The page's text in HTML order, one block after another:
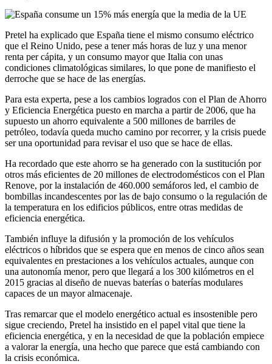
Pretel ha explicado que España tiene el mismo consumo eléctrico
que el Reino Unido, pese a tener más horas de luz y una menor
renta per cápita, y un consumo mayor que Italia con unas
condiciones climatológicas similares, lo que pone de manifiesto el
derroche que se hace de las energías.
Para esta experta, pese a los cambios logrados con el Plan de Ahorro
y Eficiencia Energética puesto en marcha a partir de 2006, que ha
supuesto un ahorro equivalente a 500 millones de barriles de
petróleo, todavía queda mucho camino por recorrer, y la crisis puede
ser una oportunidad para revisar el uso que se hace de ellas.
Ha recordado que este ahorro se ha generado con la sustitución por
otros más eficientes de 20 millones de electrodomésticos con el Plan
Renove, por la instalación de 460.000 semáforos led, el cambio de
bombillas incandescentes por las de bajo consumo o la regulación de
la temperatura en los edificios públicos, entre otras medidas de
eficiencia energética.
También influye la difusión y la promoción de los vehículos
eléctricos o híbridos que se espera que en menos de cinco años sean
equivalentes en prestaciones a los vehículos actuales, aunque con
una autonomía menor, pero que llegará a los 300 kilómetros en el
2015 gracias al diseño de nuevas baterías o baterías modulares
capaces de un mayor almacenaje.
Tras remarcar que el modelo energético actual es insostenible pero
sigue creciendo, Pretel ha insistido en el papel vital que tiene la
eficiencia energética, y en la necesidad de que la población empiece
a valorar la energía, una hecho que parece que está cambiando con
la crisis económica.